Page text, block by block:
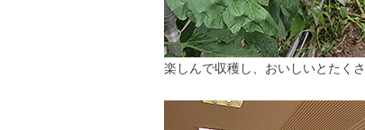
楽しんで収穫し、おいしいとたく